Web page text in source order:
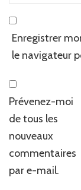
Enregistrer
le navigateur
Prévenez-moi
de tous les
nouveaux
commentaires
par e-mail.